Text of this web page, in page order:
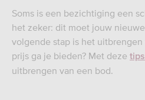
Soms is een bezichtiging een
het zeker: dit moet jouw
volgende stap is het
prijs ga je bieden? Met deze tips
uitbrengen van een bod.